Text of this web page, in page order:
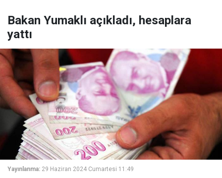
Bakan Yumaklı açıkladı, hesaplara
yattı
Yayınlanma: 29 Haziran 2024 Cumartesi 11:49